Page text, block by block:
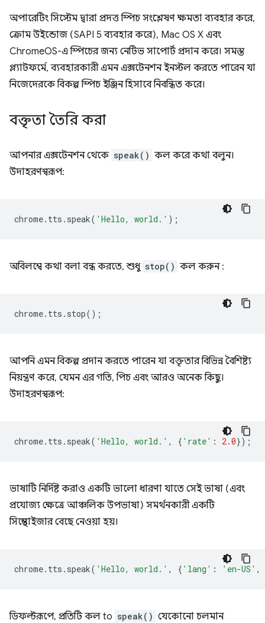
অপারেটিং সিস্টেম দ্বারা প্রদত্ত স্পিচ সংশ্লেষণ ক্ষমতা ব্যবহার করে,
ক্রোম উইন্ডোজ (SAPI 5 ব্যবহার করে), Mac OS X এবং
ChromeOS-এ স্পিচের জন্য নেটিভ সাপোর্ট প্রদান করে। সমস্ত
প্ল্যাটফর্মে, ব্যবহারকারী এমন এক্সটেনশন ইনস্টল করতে পারেন যা
নিজেদেরকে বিকল্প স্পিচ ইঞ্জিন হিসাবে নিবন্ধিত করে।
বক্তৃতা তৈরি করা
আপনার এক্সটেনশন থেকে speak() কল করে কথা বলুন।
উদাহরণস্বরূপ:
chrome. tts . speak( 'Hello, world.' );
অবিলম্বে কথা বলা বন্ধ করতে, শুধু stop() কল করুন :
chrome. tts . stop();
আপনি এমন বিকল্প প্রদান করতে পারেন যা বক্তৃতার বিভিন্ন বৈশিষ্ট্য
নিয়ন্ত্রণ করে, যেমন এর গতি, পিচ এবং আরও অনেক কিছু।
উদাহরণস্বরূপ:
chrome. tts . speak( 'Hello, world.' , { 'rate' : 2.0});
ভাষাটি নির্দিষ্ট করাও একটি ভালো ধারণা যাতে সেই ভাষা (এবং
প্রযোজ্য ক্ষেত্রে আঞ্চলিক উপভাষা) সমর্থনকারী একটি
সিন্থেসাইজার বেছে নেওয়া হয়।
chrome. tts . speak( 'Hello, world.' , { 'lang' : 'en-US' ,
ডিফল্টরূপে, প্রতিটি কল to speak() যেকোনো চলমান